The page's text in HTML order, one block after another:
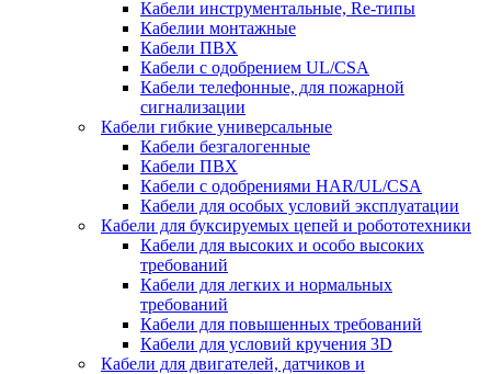
Кабели инструментальные, Re-типы
Кабелии монтажные
Кабели ПВХ
Кабели с одобрением UL/CSA
Кабели телефонные, для пожарной
сигнализации
Кабели гибкие универсальные
Кабели безгалогенные
Кабели ПВХ
Кабели с одобрениями HAR/UL/CSA
Кабели для особых условий эксплуатации
Кабели для буксируемых цепей и робототехники
Кабели для высоких и особо высоких
требований
Кабели для легких и нормальных
требований
Кабели для повышенных требований
Кабели для условий кручения 3D
Кабели для двигателей, датчиков и